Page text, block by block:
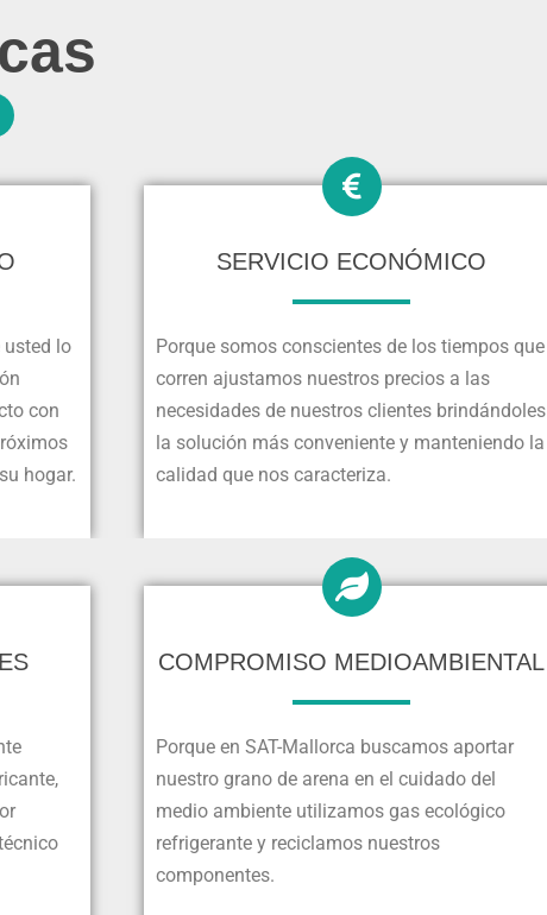
lo
con
hogar.
SERVICIO ECONÓMICO
Porque somos conscientes de los tiempos que
corren ajustamos nuestros precios a las
necesidades de nuestros clientes brindándoles
la solución más conveniente y manteniendo la
calidad que nos caracteriza.
COMPROMISO MEDIOAMBIENTAL
Porque en SAT-Mallorca buscamos aportar
nuestro grano de arena en el cuidado del
medio ambiente utilizamos gas ecológico
refrigerante y reciclamos nuestros
componentes.